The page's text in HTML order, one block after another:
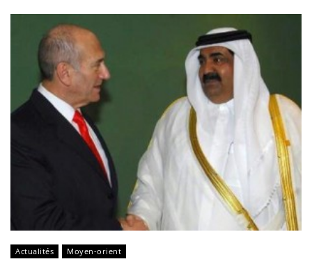
Actualités Moyen-orient